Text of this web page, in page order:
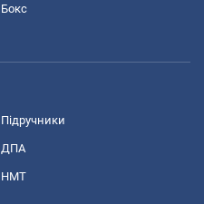
Бокс
Підручники
ДПА
НМТ